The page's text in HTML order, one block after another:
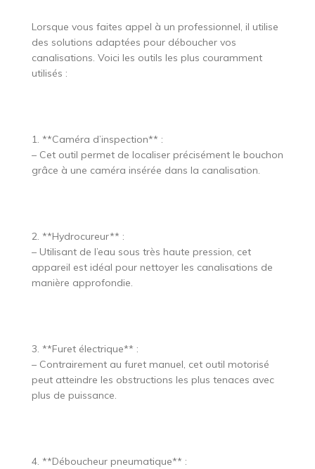
Lorsque vous faites appel à un professionnel, il utilise
des solutions adaptées pour déboucher vos
canalisations. Voici les outils les plus couramment
utilisés :
1. **Caméra d’inspection** :
– Cet outil permet de localiser précisément le bouchon
grâce à une caméra insérée dans la canalisation.
2. **Hydrocureur** :
– Utilisant de l’eau sous très haute pression, cet
appareil est idéal pour nettoyer les canalisations de
manière approfondie.
3. **Furet électrique** :
– Contrairement au furet manuel, cet outil motorisé
peut atteindre les obstructions les plus tenaces avec
plus de puissance.
4. **Déboucheur pneumatique** :